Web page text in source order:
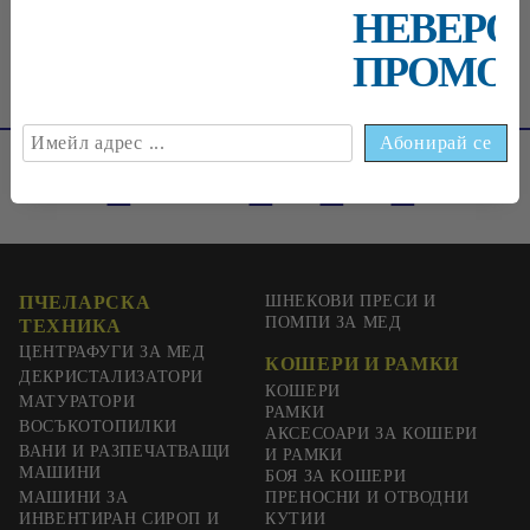
ПЧЕЛАРСКА
ТЕХНИКА
ЦЕНТРАФУГИ ЗА МЕД
ДЕКРИСТАЛИЗАТОРИ
МАТУРАТОРИ
ВОСЪКОТОПИЛКИ
ВАНИ И РАЗПЕЧАТВАЩИ
МАШИНИ
МАШИНИ ЗА
ИНВЕНТИРАН СИРОП И
ШНЕКОВИ ПРЕСИ И
ПОМПИ ЗА МЕД
КОШЕРИ И РАМКИ
КОШЕРИ
РАМКИ
АКСЕСОАРИ ЗА КОШЕРИ
И РАМКИ
БОЯ ЗА КОШЕРИ
ПРЕНОСНИ И ОТВОДНИ
КУТИИ